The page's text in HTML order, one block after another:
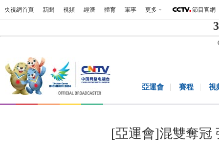
央視網首頁 新聞 視頻 經濟 體育 軍事 更多 節目官網
亞運會 賽程 視
[亞運會]混雙奪冠